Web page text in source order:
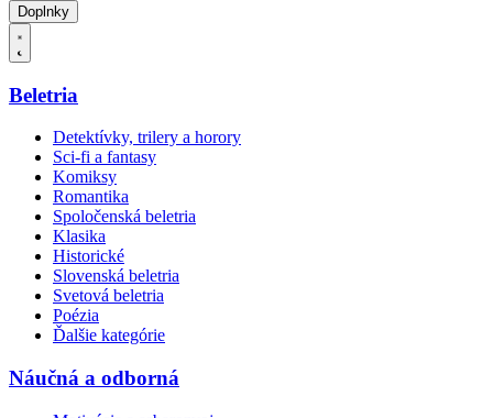
Doplnky
Beletria
Detektívky, trilery a horory
Sci-fi a fantasy
Komiksy
Romantika
Spoločenská beletria
Klasika
Historické
Slovenská beletria
Svetová beletria
Poézia
Ďalšie kategórie
Náučná a odborná